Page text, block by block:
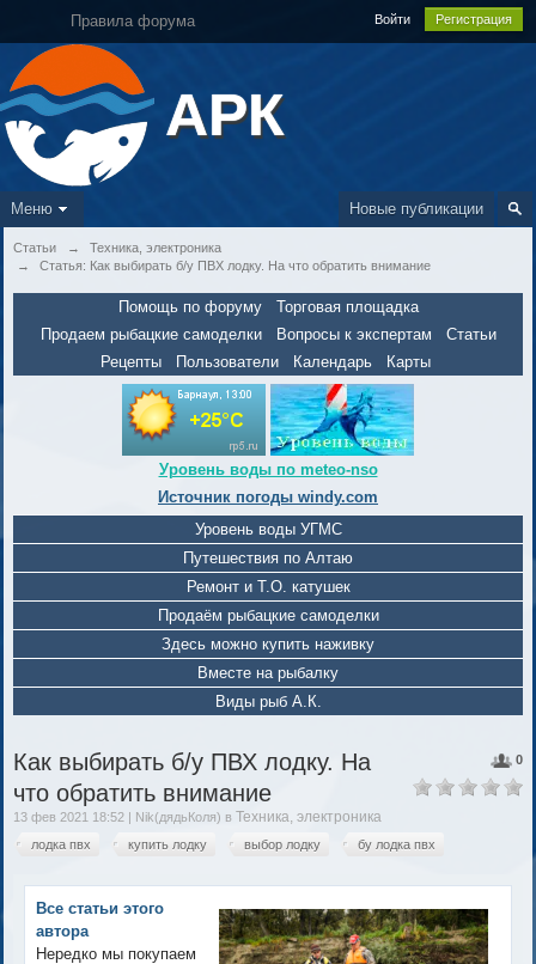
Правила форума Войти Регистрация
АРК
Новые публикации
Меню
Статьи →
Техника, электроника
→
Статья: Как выбирать б/у ПВХ лодку. На что обратить внимание
Помощь по форуму
Торговая площадка
Продаем рыбацкие самоделки
Вопросы к экспертам
Статьи
Рецепты
Пользователи Календарь Карты
Уровень воды по meteo-nso
Источник погоды windy.com
Уровень воды УГМС
Путешествия по Алтаю
Ремонт и Т.О. катушек
Продаём рыбацкие самоделки
Здесь можно купить наживку
Вместе на рыбалку
Виды рыб А.К.
0
Как выбирать б/у ПВХ лодку. На
что обратить внимание
13 фев 2021 18:52 | Nik(дядьКоля) вТехника, электроника
лодка пвх купить лодку выбор лодку бу лодка пвх
Все статьи этого
автора
Нередко мы покупаем